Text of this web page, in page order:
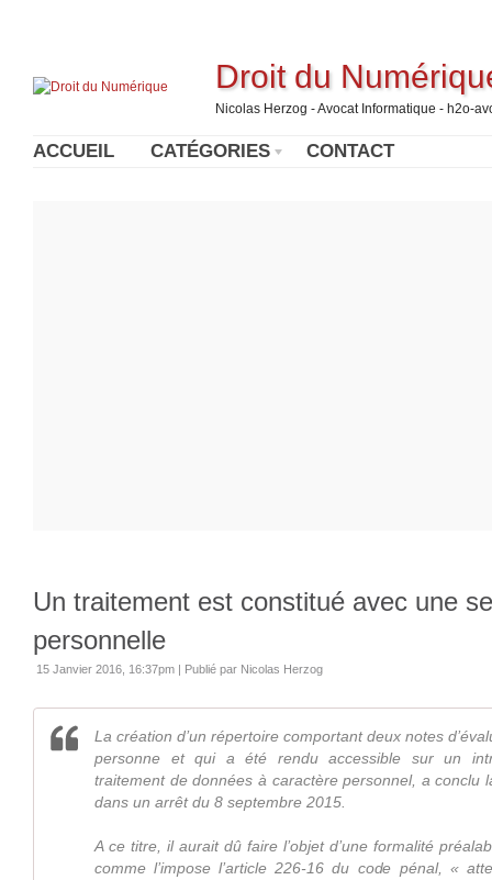
Droit du
Nicolas Herzog - Avocat Informatique - h2o-
ACCUEIL CATÉGORIES CONTACT
Un traitement est constitué avec une
personnelle
15 Janvier 2016, 16:37pm | Publié par Nicolas Herzog
La création d’un répertoire comportant deux notes
personne et qui a été rendu accessible sur un
traitement de données à caractère personnel, a conclu
dans un arrêt du 8 septembre 2015.
A ce titre, il aurait dû faire l’objet d’une formalité
comme l’impose l’article 226-16 du code pénal, «